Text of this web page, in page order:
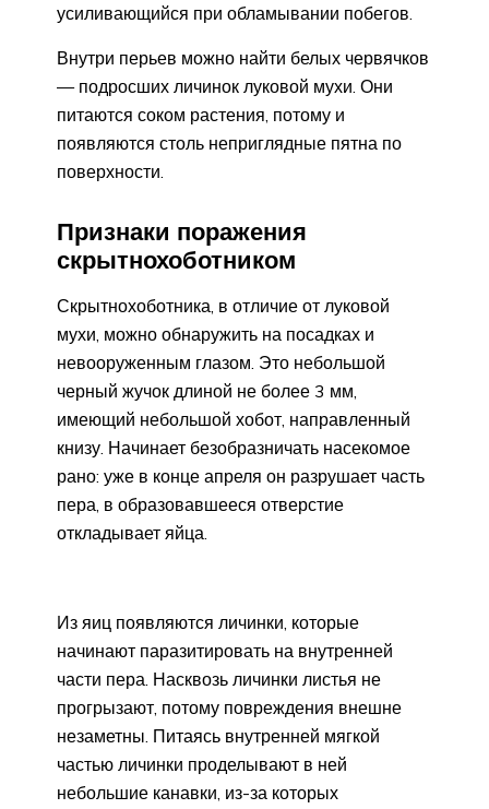
усиливающийся при обламывании побегов.
Внутри перьев можно найти белых червячков
— подросших личинок луковой мухи. Они
питаются соком растения, потому и
появляются столь неприглядные пятна по
поверхности.
Признаки поражения
скрытнохоботником
Скрытнохоботника, в отличие от луковой
мухи, можно обнаружить на посадках и
невооруженным глазом. Это небольшой
черный жучок длиной не более 3 мм,
имеющий небольшой хобот, направленный
книзу. Начинает безобразничать насекомое
рано: уже в конце апреля он разрушает часть
пера, в образовавшееся отверстие
откладывает яйца.
Из яиц появляются личинки, которые
начинают паразитировать на внутренней
части пера. Насквозь личинки листья не
прогрызают, потому повреждения внешне
незаметны. Питаясь внутренней мягкой
частью личинки проделывают в ней
небольшие канавки, из-за которых